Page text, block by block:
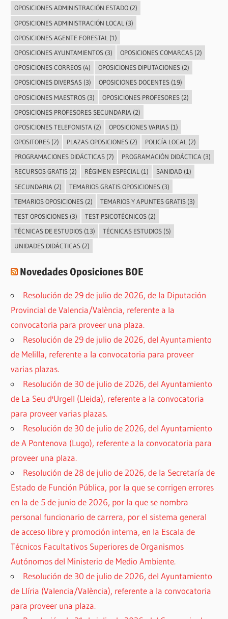
OPOSICIONES ADMINISTRACIÓN ESTADO(2)
OPOSICIONES ADMINISTRACIÓN LOCAL (3)
OPOSICIONES AGENTE FORESTAL (1)
OPOSICIONES AYUNTAMIENTOS(3) OPOSICIONES COMARCAS(2)
OPOSICIONES CORREOS(4) OPOSICIONES DIPUTACIONES(2)
OPOSICIONES DIVERSAS(3) OPOSICIONES DOCENTES(19)
OPOSICIONES MAESTROS(3) OPOSICIONES PROFESORES(2)
OPOSICIONES PROFESORES SECUNDARIA (2)
OPOSICIONES TELEFONISTA (2) OPOSICIONES VARIAS(1)
OPOSITORES(2) PLAZAS OPOSICIONES(2) POLICÍA LOCAL (2)
PROGRAMACIONES DIDÁCTICAS(7) PROGRAMACIÓN DIDÁCTICA(3)
RECURSOS GRATIS(2) RÉGIMEN ESPECIAL(1) SANIDAD(1)
SECUNDARIA (2) TEMARIOS GRATIS OPOSICIONES(3)
TEMARIOS OPOSICIONES(2) TEMARIOS Y APUNTES GRATIS(3)
TEST OPOSICIONES(3) TEST PSICOTÉCNICOS(2)
TÉCNICAS DE ESTUDIOS(13) TÉCNICAS ESTUDIOS(5)
UNIDADES DIDÁCTICAS(2)
Novedades Oposiciones BOE
Resolución de 29 de julio de 2026, de la Diputación
Provincial de Valencia/València, referente a la
convocatoria para proveer una plaza.
Resolución de 29 de julio de 2026, del Ayuntamiento
de Melilla, referente a la convocatoria para proveer
varias plazas.
Resolución de 30 de julio de 2026, del Ayuntamiento
de La Seu d'Urgell (Lleida), referente a la convocatoria
para proveer varias plazas.
Resolución de 30 de julio de 2026, del Ayuntamiento
de A Pontenova (Lugo), referente a la convocatoria para
proveer una plaza.
Resolución de 28 de julio de 2026, de la Secretaría de
Estado de Función Pública, por la que se corrigen errores
en la de 5 de junio de 2026, por la que se nombra
personal funcionario de carrera, por el sistema general
de acceso libre y promoción interna, en la Escala de
Técnicos Facultativos Superiores de Organismos
Autónomos del Ministerio de Medio Ambiente.
Resolución de 30 de julio de 2026, del Ayuntamiento
de Llíria (Valencia/València), referente a la convocatoria
para proveer una plaza.